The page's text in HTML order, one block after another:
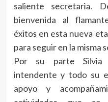
saliente secretaria.
bienvenida al
éxitos en esta nueva
para seguir en la misma
Por su parte Silvia
intendente y todo su
apoyo y